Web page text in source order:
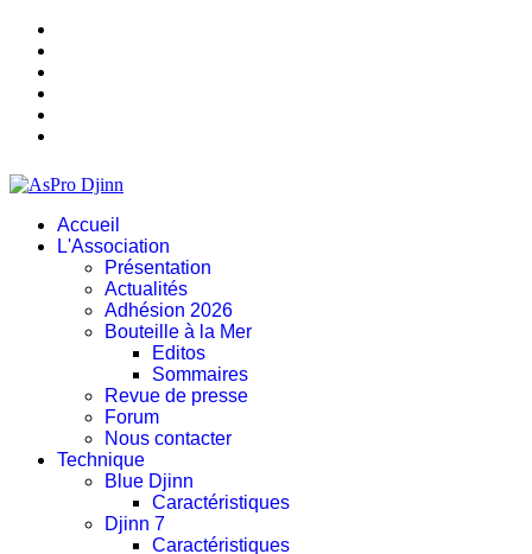
Accueil
L'Association
Présentation
Actualités
Adhésion 2026
Bouteille à la Mer
Editos
Sommaires
Revue de presse
Forum
Nous contacter
Technique
Blue Djinn
Caractéristiques
Djinn 7
Caractéristiques